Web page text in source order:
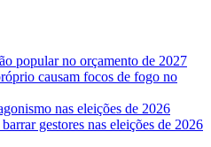
popular no orçamento de 2027
causam focos de fogo no
nas eleições de 2026
gestores nas eleições de 2026